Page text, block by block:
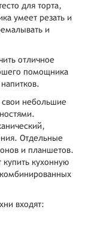
для торта,
умеет резать и
и
отличное
помощника
свои небольшие
Отдельные
и планшетов.
кухонную
входят: